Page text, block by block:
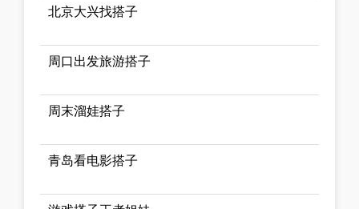
北京大兴找搭子
周口出发旅游搭子
周末溜娃搭子
青岛看电影搭子